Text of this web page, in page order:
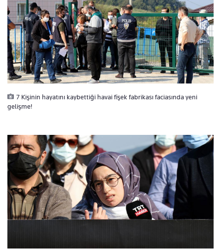
7 Kişinin hayatını kaybettiği havai fişek fabrikası faciasında yeni
gelişme!